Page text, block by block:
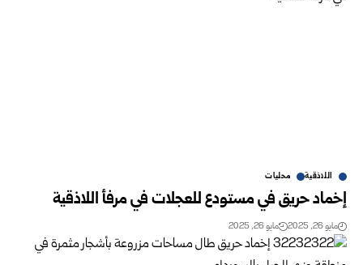
اللاذقية محليات
إخماد حريق في مستودع للعجلات في مرفأ اللاذقية
مايو 26, 2025 مايو 26, 2025